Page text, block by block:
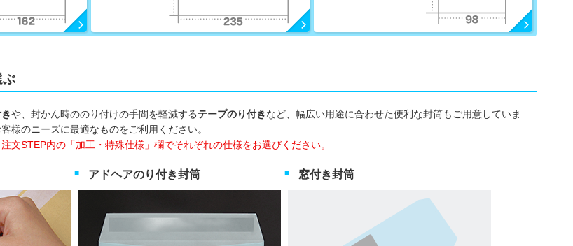
ぶ
や、封かん時ののり付けの手間を軽減するテープのり付きなど、幅広い用途に合わせた便利な封筒もご用意していま
様のニーズに最適なものをご利用ください。
文STEP内の「加工・特殊仕様」欄でそれぞれの仕様をお選びください。
アドヘアのり付き封筒 窓付き封筒